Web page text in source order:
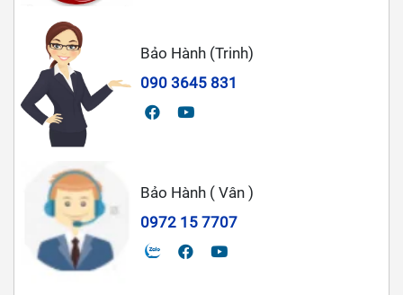
Bảo Hành (Trinh)
090 3645 831
Bảo Hành ( Vân )
0972 15 7707